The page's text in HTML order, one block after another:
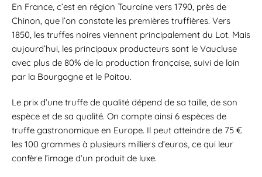
En France, c’est en région Touraine vers 1790, près de
Chinon, que l’on constate les premières truffières. Vers
1850, les truffes noires viennent principalement du Lot. Mais
aujourd’hui, les principaux producteurs sont le Vaucluse
avec plus de 80% de la production française, suivi de loin
par la Bourgogne et le Poitou.
Le prix d’une truffe de qualité dépend de sa taille, de son
espèce et de sa qualité. On compte ainsi 6 espèces de
truffe gastronomique en Europe. Il peut atteindre de 75 €
les 100 grammes à plusieurs milliers d’euros, ce qui leur
confère l’image d’un produit de luxe.